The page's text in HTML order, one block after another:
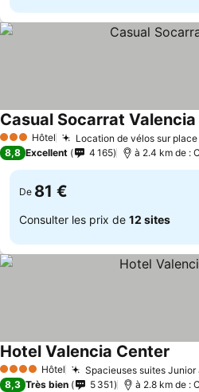
3 ÉtoilesHôtel Location de vélos sur place
Casual Socarrat Valencia
8,8 Excellent 4 165 à 2.4 km de :
De 81 €
Consulter les prix de 12 sites
4 Étoiles Hôtel Spacieuses suites
Hotel Valencia Center
8,3 Très bien 5 351 à 2.8 km de :